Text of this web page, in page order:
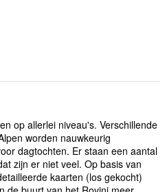
op allerlei niveau's. Verschillende
worden nauwkeurig
dagtochten. Er staan een aantal
zijn er niet veel. Op basis van
kaarten (los gekocht)